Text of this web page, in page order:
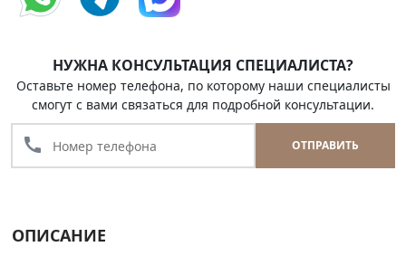
НУЖНА КОНСУЛЬТАЦИЯ СПЕЦИАЛИСТА?
Оставьте номер телефона, по которому наши специалисты
смогут с вами связаться для подробной консультации.
call ОТПРАВИТЬ
ОПИСАНИЕ